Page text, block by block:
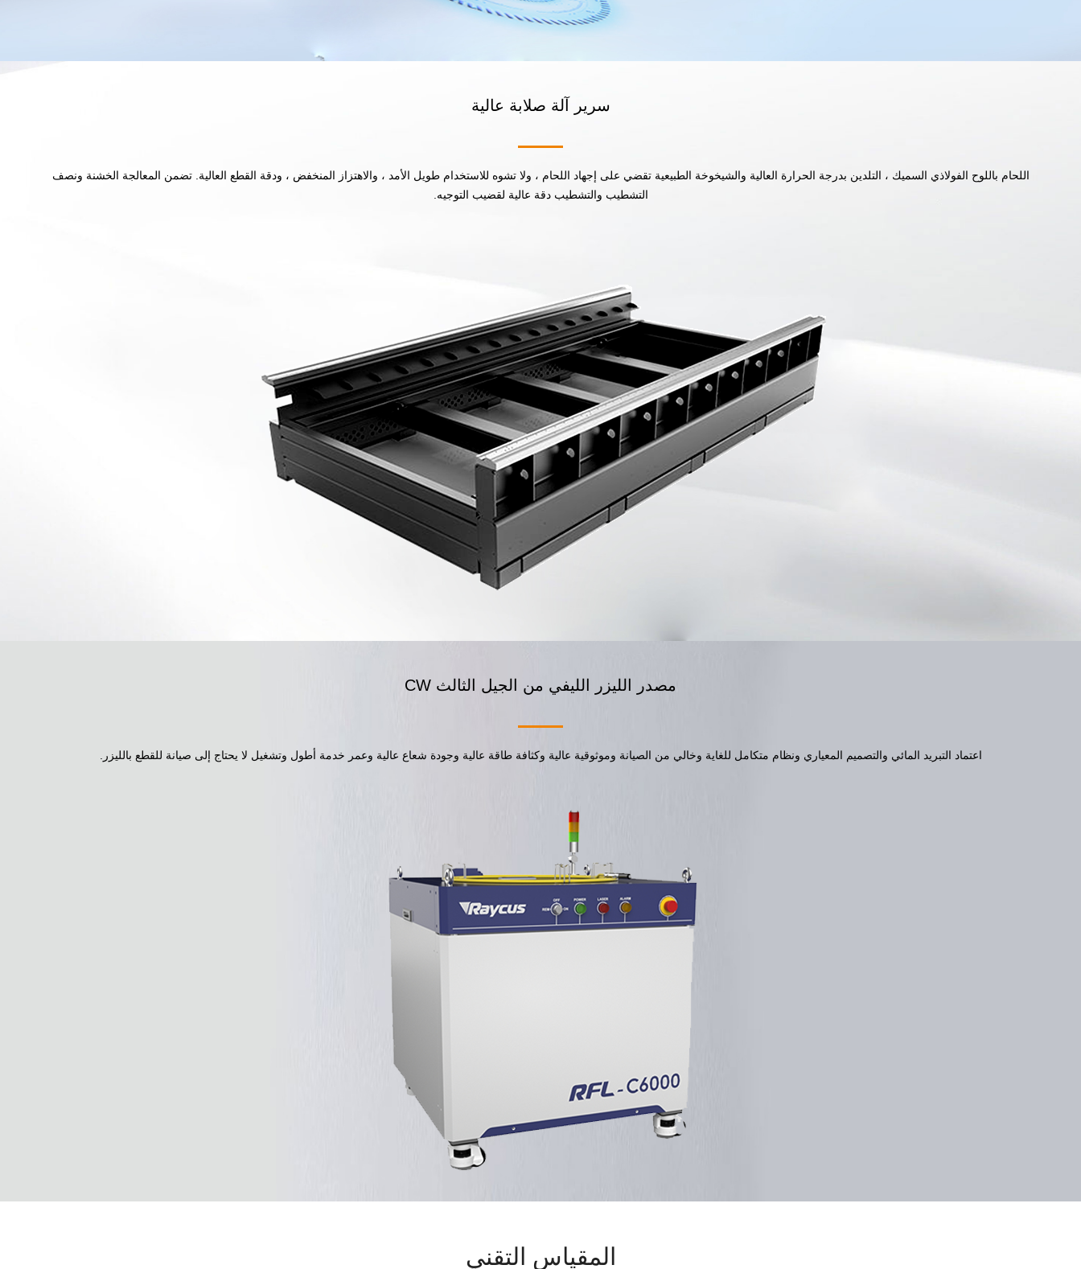
سرير آلة صلابة عالية
اللحام باللوح الفولاذي السميك ، التلدين بدرجة الحرارة العالية والشيخوخة الطبيعية تقضي على إجهاد اللحام ، ولا تشوه للاستخدام طويل الأمد ، والاهتزاز المنخفض ، ودقة القطع العالية. تضمن المعالجة الخشنة ونصف
التشطيب والتشطيب دقة عالية لقضيب التوجيه.
مصدر الليزر الليفي من الجيل الثالث CW
اعتماد التبريد المائي والتصميم المعياري ونظام متكامل للغاية وخالي من الصيانة وموثوقية عالية وكثافة طاقة عالية وجودة شعاع عالية وعمر خدمة أطول وتشغيل لا يحتاج إلى صيانة للقطع بالليزر.
المقياس التقني